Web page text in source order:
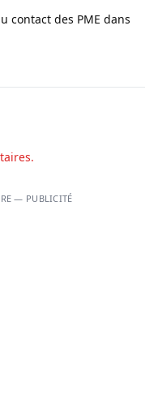
contact des PME dans
— PUBLICITÉ